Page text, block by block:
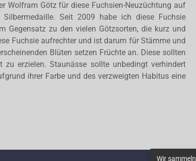
Wolfram Götz für diese Fuchsien-Neuzüchtung auf
Seit 2009 habe ich diese Fuchsie
Gegensatz zu den vielen Götzsorten, die kurz und
Fuchsie aufrechter und ist darum für Stämme und
Blüten setzen Früchte an. Diese sollten
zu erzielen. Staunässe sollte unbedingt verhindert
ihrer Farbe und des verzweigten Habitus eine
Wir